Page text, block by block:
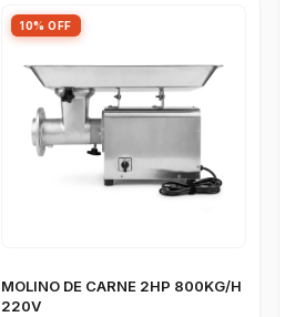
10% OFF
MOLINO DE CARNE 2HP 800KG/H
220V